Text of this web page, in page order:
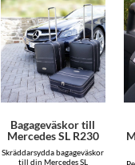
Bagageväskor till
Mercedes SL R230
Skräddarsydda bagageväskor
till din Mercedes SL